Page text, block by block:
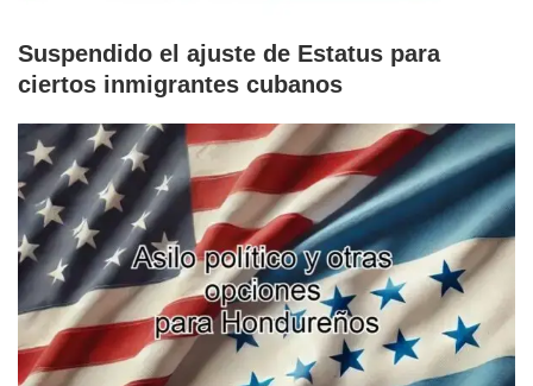
Suspendido el ajuste de Estatus para
ciertos inmigrantes cubanos